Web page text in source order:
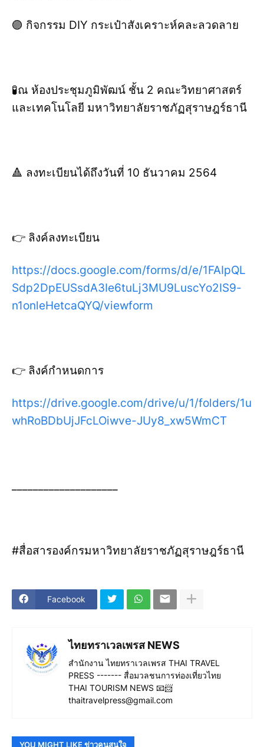
🟣 กิจกรรม DIY กระเป๋าสังเคราะห์คละลวดลาย
🧪ณ ห้องประชุมภูมิพัฒน์ ชั้น 2 คณะวิทยาศาสตร์
และเทคโนโลยี มหาวิทยาลัยราชภัฏสุราษฎร์ธานี
🔺 ลงทะเบียนได้ถึงวันที่ 10 ธันวาคม 2564
👉 ลิงค์ลงทะเบียน
https://docs.google.com/forms/d/e/1FAIpQL
Sdp2DpEUSsdA3Ie6tuLj3MU9LuscYo2IS9-
n1onleHetcaQYQ/viewform
👉 ลิงค์กำหนดการ
https://drive.google.com/drive/u/1/folders/1u
whRoBDbUjJFcLOiwve-JUy8_xw5WmCT
#สื่อสารองค์กรมหาวิทยาลัยราชภัฏสุราษฎร์ธานี
Facebook
ไทยทราเวลเพรส NEWS
สำนักงาน ไทยทราเวลเพรส THAI TRAVEL
PRESS ------- สื่อมวลชนการท่องเที่ยวไทย
THAI TOURISM NEWS 📧📨
thaitravelpress@gmail.com
YOU MIGHT LIKE ข่าวคนสนใจ